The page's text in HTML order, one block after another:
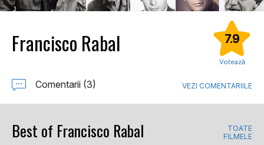
Francisco Rabal 7.9
Votează
Comentarii (3) VEZI COMENTARIILE
Best of Francisco Rabal
TOATE
FILMELE